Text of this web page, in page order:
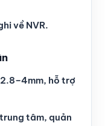
về NVR.
hỗ trợ
tâm, quản